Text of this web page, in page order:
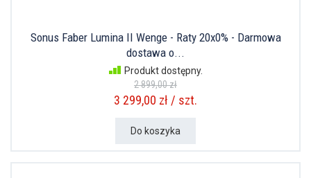
Sonus Faber Lumina II Wenge - Raty 20x0% - Darmowa
dostawa o...
Produkt dostępny.
2 899,00 zł
3 299,00 zł / szt.
Do koszyka